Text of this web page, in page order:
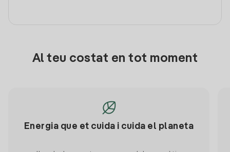
Al teu costat en tot moment
Energia que et cuida i cuida el planeta